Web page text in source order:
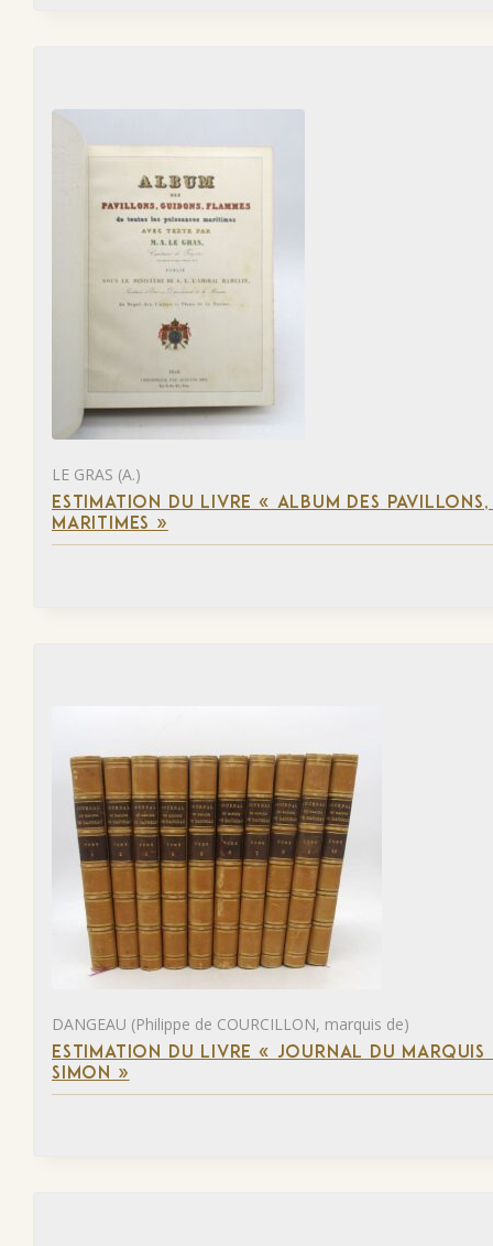
LE GRAS (A.)
ESTIMATION DU LIVRE « ALBUM DES
MARITIMES »
DANGEAU (Philippe de COURCILLON, marquis de)
ESTIMATION DU LIVRE « JOURNAL DU
SIMON »